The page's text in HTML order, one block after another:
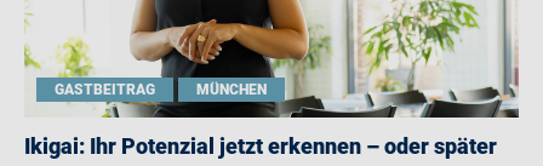
GASTBEITRAG MÜNCHEN
Ikigai: Ihr Potenzial jetzt erkennen – oder später